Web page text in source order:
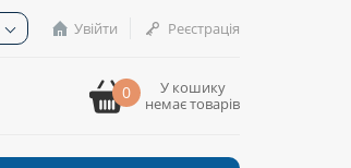
Увійти Реєстрація
0
У кошику
немає товарів